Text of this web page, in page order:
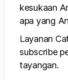
kesukaan
apa yang
Layanan
subscribe
tayangan.